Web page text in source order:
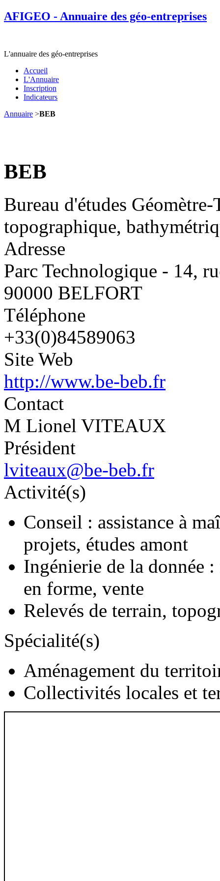
AFIGEO - Annuaire des géo-entreprises
L'annuaire des géo-entreprises
Accueil
L'Annuaire
Inscription
Indicateurs
Annuaire >BEB
BEB
Bureau d'études
topographique,
Adresse
Parc Technologique - 14,
90000 BELFORT
Téléphone
+33(0)84589063
Site Web
http://www.be-beb.fr
Contact
M Lionel VITEAUX
Président
lviteaux@be-beb.fr
Activité(s)
Conseil : assistance à
projets, études amont
Ingénierie de la donnée
en forme, vente
Relevés de terrain,
Spécialité(s)
Aménagement du
Collectivités locales et